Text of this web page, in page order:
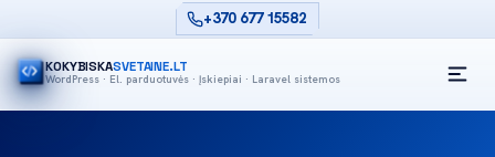
+370 677 15582
KOKYBISKASVETAINE.LT
WordPress · El. parduotuvės · Įskiepiai · Laravel sistemos